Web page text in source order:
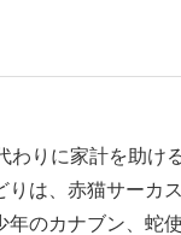
わりに家計を助け
りは、赤猫サーカス
年のカナブン、蛇使